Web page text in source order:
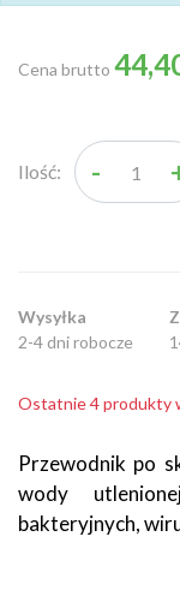
Cena brutto
Ilość: -
Wysyłka
2-4 dni robocze
Ostatnie 4 produkty
Przewodnik po
wody
bakteryjnych,